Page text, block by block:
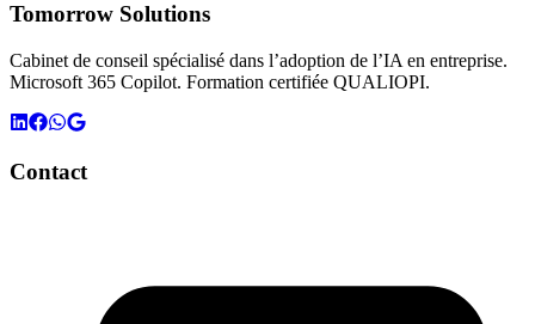
Tomorrow Solutions
Cabinet de conseil spécialisé dans l’adoption de l’IA en entreprise.
Microsoft 365 Copilot. Formation certifiée QUALIOPI.
Contact